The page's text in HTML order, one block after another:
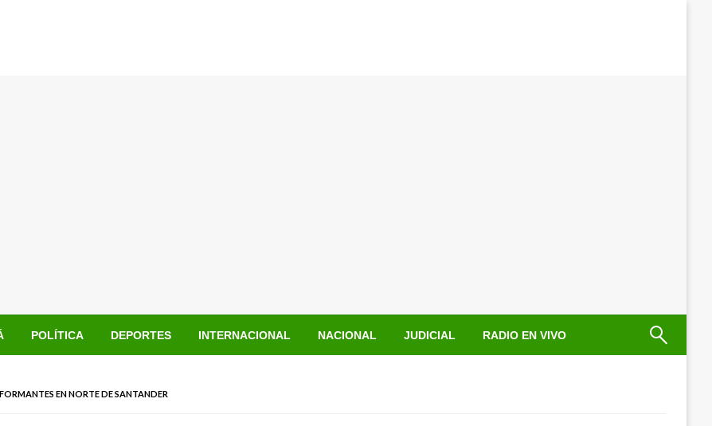
POLÍTICA DEPORTES INTERNACIONAL NACIONAL JUDICIAL RADIO EN VIVO
EN NORTE DE SANTANDER